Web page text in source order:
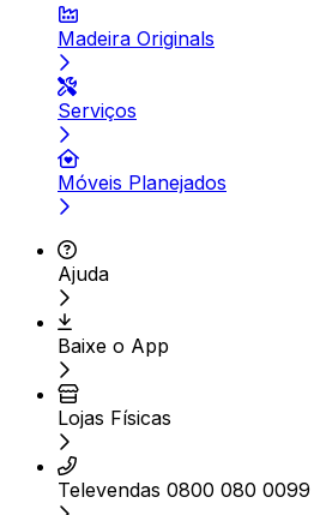
Madeira Originals
Serviços
Móveis Planejados
Ajuda
Baixe o App
Lojas Físicas
Televendas 0800 080 0099